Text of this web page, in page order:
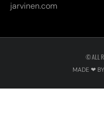
jarvinen.com
© ALL
MADE ❤